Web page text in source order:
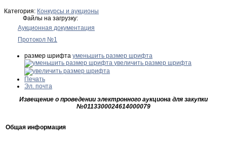
Категория: Конкурсы и аукционы
Файлы на загрузку:
Аукционная документация
Протокол №1
размер шрифта уменьшить размер шрифта
увеличить размер шрифта
Печать
Эл. почта
Извещение о проведении электронного аукциона для закупки
№0113300024614000079
Общая информация